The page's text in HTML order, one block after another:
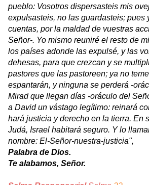
pueblo: Vosotros dispersasteis mis
expulsasteis, no las guardasteis; pues
cuentas, por la maldad de vuestras
Señor-. Yo mismo reuniré el resto de
los países adonde las expulsé, y las
dehesas, para que crezcan y se
pastores que las pastoreen; ya no
espantarán, y ninguna se perderá -
Mirad que llegan días -oráculo del
a David un vástago legítimo: reinará
hará justicia y derecho en la tierra. En
Judá, Israel habitará seguro. Y lo
nombre: El-Señor-nuestra-justicia",
Palabra de Dios.
Te alabamos, Señor.